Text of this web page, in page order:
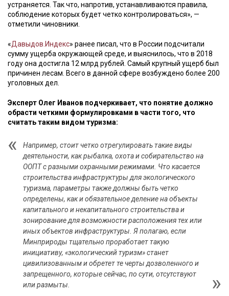
устраняется. Так что, напротив, устанавливаются правила,
соблюдение которых будет четко контролироваться», —
отметили чиновники.
«Давыдов.Индекс» ранее писал, что в России подсчитали
сумму ущерба окружающей среде, и выяснилось, что в 2018
году она достигла 12 млрд рублей. Самый крупный ущерб был
причинен лесам. Всего в данной сфере возбуждено более 200
уголовных дел.
Эксперт Олег Иванов подчеркивает, что понятие должно
обрасти четкими формулировками в части того, что
считать таким видом туризма:
Например, стоит четко отрегулировать такие виды
деятельности, как рыбалка, охота и собирательство на
ООПТ с разными охранными режимами. Что касается
строительства инфраструктуры для экологического
туризма, параметры также должны быть четко
определены, как и обязательное деление на объекты
капитального и некапитального строительства и
зонирование для возможности расположения тех или
иных объектов инфраструктуры. Я полагаю, если
Минприроды тщательно проработает такую
инициативу, «экологический туризм» станет
цивилизованным и обретет те черты дозволенного и
запрещенного, которые сейчас, по сути, отсутствуют
или размыты.